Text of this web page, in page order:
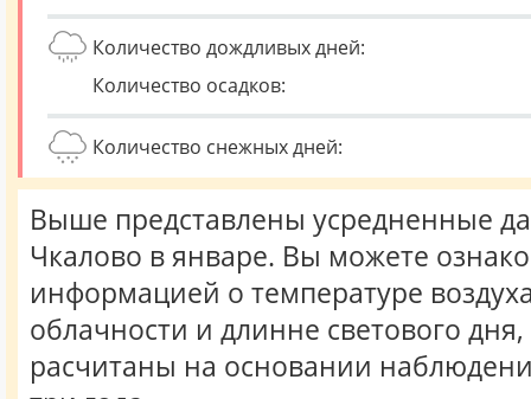
Количество дождливых дней:
Количество осадков:
Количество снежных дней:
Выше представлены усредненные
Чкалово в январе. Вы можете
информацией о температуре
облачности и длинне светового
расчитаны на основании